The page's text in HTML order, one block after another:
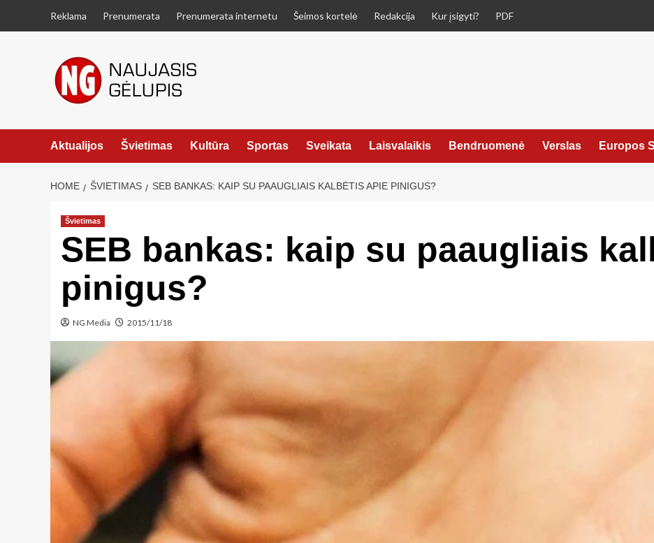
Reklama Prenumerata Prenumerata internetu Šeimos kortelė Redakcija Kur įsigyti? PDF
Aktualijos Švietimas Kultūra Sportas Sveikata Laisvalaikis Bendruomenė Verslas Europos
HOME ŠVIETIMAS SEB BANKAS: KAIP SU PAAUGLIAIS KALBĖTIS APIE PINIGUS?
Švietimas
SEB bankas: kaip su paaugliais
pinigus?
NG Media 2015/11/18